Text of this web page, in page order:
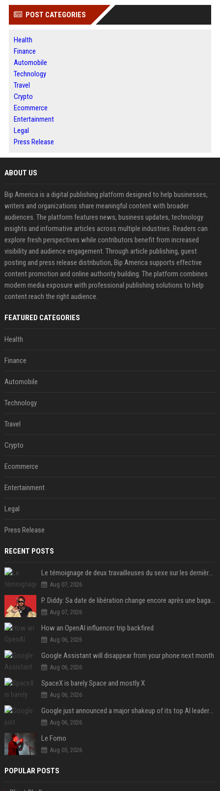
POST CATEGORIES
Health
Finance
Automobile
Technology
Travel
Crypto
Ecommerce
Entertainment
Legal
Press Release
ABOUT US
Bip America is a digital publishing platform designed to help businesses,
writers and organizations share meaningful content with broader
audiences. The platform features news, business updates, technology
insights and informative articles across multiple industries. Readers can
explore fresh perspectives while contributors benefit from increased
visibility and audience engagement. Through article publishing, guest
posting and press release distribution, Bip America supports effective
content promotion and online authority building. The platform combines
modern media exposure with professional publishing solutions to help
content reach the right audience.
FEATURED CATEGORIES
Health
Finance
Automobile
Technology
Travel
Crypto
Ecommerce
Entertainment
Legal
Press Release
RECENT POSTS
Le témoignage de deux travailleuses du sexe sur les dernières heures de Liam Payne a été dévoilé
Aug 07, 2026
P. Diddy: Sa date de libération change encore après une bagarre
Aug 07, 2026
How an OpenAI influencer trip backfired
Aug 06, 2026
Google Assistant will disappear from your phone next month
Aug 06, 2026
SpaceX is barely Space and mostly X
Aug 06, 2026
Google just announced a major shakeup of its top AI leadership
Aug 06, 2026
Le Fomo
Aug 05, 2026
POPULAR POSTS